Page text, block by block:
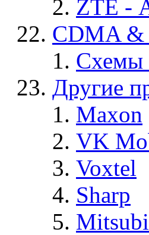
ZTE -
CDMA
Схемы
Другие
Maxon
VK
Voxtel
Sharp